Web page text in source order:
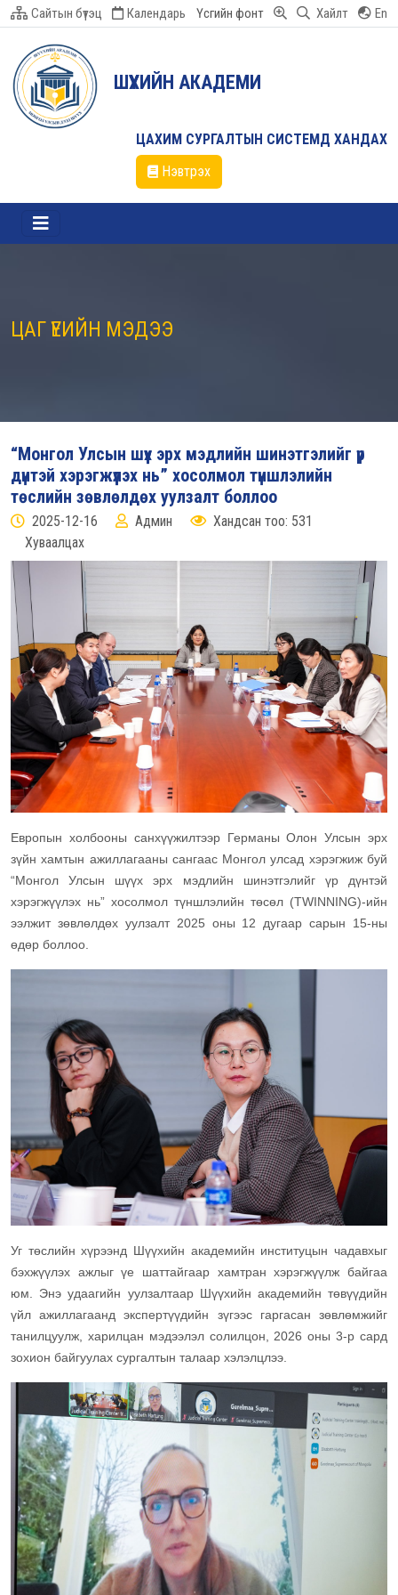
Сайтын бүтэц Календарь Үсгийн фонт Хайлт En
ШҮҮХИЙН АКАДЕМИ
ЦАХИМ СУРГАЛТЫН СИСТЕМД ХАНДАХ
Нэвтрэх
ЦАГ ҮЕИЙН МЭДЭЭ
“Монгол Улсын шүүх эрх мэдлийн шинэтгэлийг үр
дүнтэй хэрэгжүүлэх нь” хосолмол түншлэлийн
төслийн зөвлөлдөх уулзалт боллоо
2025-12-16 Админ
Хандсан тоо: 531
Хуваалцах
Европын холбооны санхүүжилтээр Германы Олон Улсын эрх
зүйн хамтын ажиллагааны сангаас Монгол улсад хэрэгжиж буй
“Монгол Улсын шүүх эрх мэдлийн шинэтгэлийг үр дүнтэй
хэрэгжүүлэх нь” хосолмол түншлэлийн төсөл (TWINNING)-ийн
ээлжит зөвлөлдөх уулзалт 2025 оны 12 дугаар сарын 15-ны
өдөр боллоо.
Уг төслийн хүрээнд Шүүхийн академийн институцын чадавхыг
бэхжүүлэх ажлыг үе шаттайгаар хамтран хэрэгжүүлж байгаа
юм. Энэ удаагийн уулзалтаар Шүүхийн академийн төвүүдийн
үйл ажиллагаанд экспертүүдийн зүгээс гаргасан зөвлөмжийг
танилцуулж, харилцан мэдээлэл солилцон, 2026 оны 3-р сард
зохион байгуулах сургалтын талаар хэлэлцлээ.